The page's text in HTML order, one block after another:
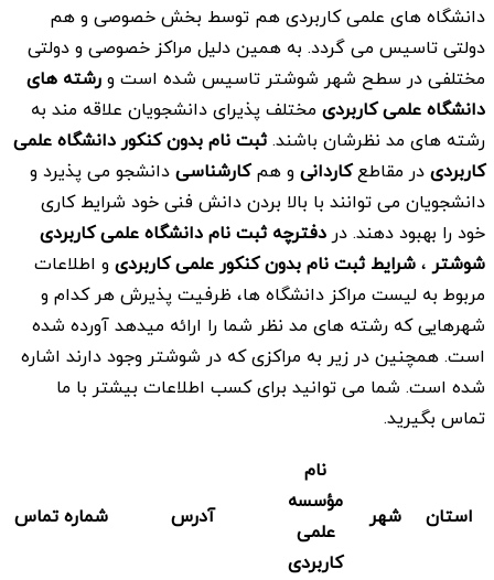
دانشگاه های علمی کاربردی هم توسط بخش خصوصی و هم
دولتی تاسیس می گردد. به همین دلیل مراکز خصوصی و دولتی
مختلفی در سطح شهر شوشتر تاسیس شده است ورشته های
دانشگاه علمی کاربردی مختلف پذیرای دانشجویان علاقه مند به
رشته های مد نظرشان باشند.ثبت نام بدون کنکور دانشگاه علمی
کاربردیدر مقاطعکاردانی و همکارشناسیدانشجو می پذیرد و
دانشجویان می توانند با بالا بردن دانش فنی خود شرایط کاری
خود را بهبود دهند. دردفترچه ثبت نام دانشگاه علمی کاربردی
شوشتر،شرایط ثبت نام بدون کنکور علمی کاربردی و اطلاعات
مربوط به لیست مراکز دانشگاه ها، ظرفیت پذیرش هر کدام و
شهرهایی که رشته های مد نظر شما را ارائه می­دهد آورده شده
است. همچنین در زیر به مراکزی که در شوشتر وجود دارند اشاره
شده است. شما می توانید برای کسب اطلاعات بیشتر با ما
تماس بگیرید.
استان شهر
نام
مؤسسه
علمی
کاربردی
آدرس شماره تماس